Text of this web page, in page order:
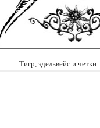
Тигр, эдельвейс и четки